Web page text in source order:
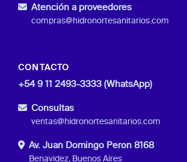
Atención a proveedores
compras@hidronortesanitarios.com
CONTACTO
+54 9 11 2493-3333 (WhatsApp)
Consultas
ventas@hidronortesanitarios.com
Av. Juan Domingo Peron 8168
Benavidez, Buenos Aires